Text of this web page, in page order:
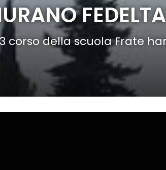
corso della scuola Frate